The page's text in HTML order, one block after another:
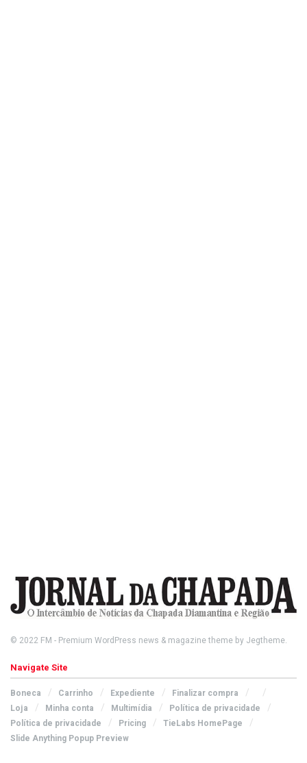
© 2022 FM - Premium WordPress news & magazine theme by Jegtheme.
Navigate Site
Boneca Carrinho Expediente
Finalizar compra
Loja
Minha conta Multimídia
Política de privacidade
Política de privacidade
Pricing
TieLabs HomePage
Slide Anything Popup Preview